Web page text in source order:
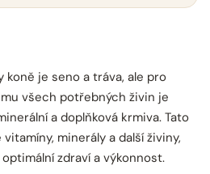
je seno a tráva, ale pro
všech potřebných živin je
a doplňková krmiva. Tato
minerály a další živiny,
zdraví a výkonnost.